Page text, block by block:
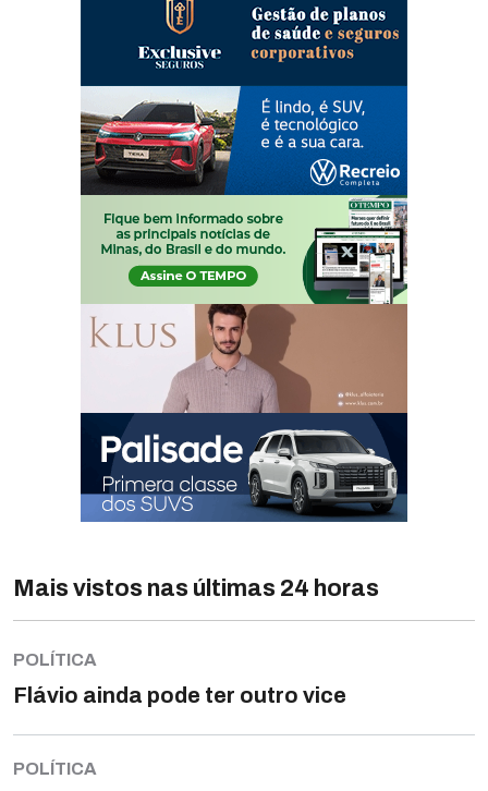
Mais vistos nas últimas 24 horas
POLÍTICA
Flávio ainda pode ter outro vice
POLÍTICA